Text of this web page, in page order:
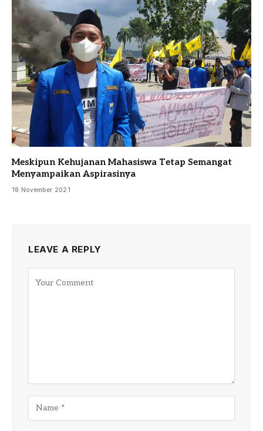
Meskipun Kehujanan Mahasiswa Tetap Semangat
Menyampaikan Aspirasinya
18 November 2021
LEAVE A REPLY